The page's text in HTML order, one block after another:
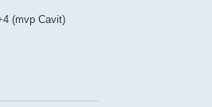
(mvp Cavit)